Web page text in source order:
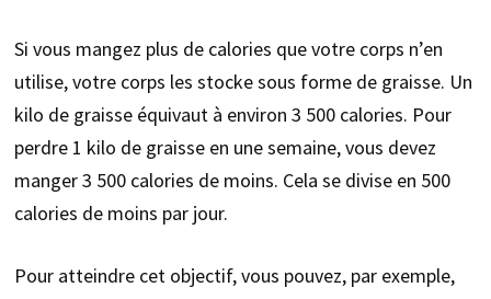
Si vous mangez plus de calories que votre corps n’en
utilise, votre corps les stocke sous forme de graisse. Un
kilo de graisse équivaut à environ 3 500 calories. Pour
perdre 1 kilo de graisse en une semaine, vous devez
manger 3 500 calories de moins. Cela se divise en 500
calories de moins par jour.
Pour atteindre cet objectif, vous pouvez, par exemple,